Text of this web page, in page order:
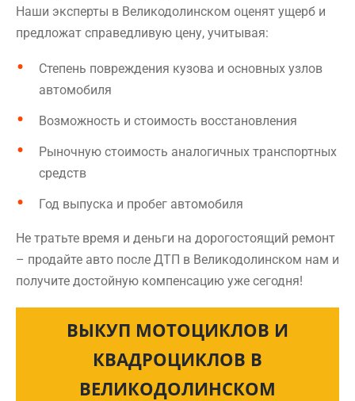
Наши эксперты в Великодолинском оценят ущерб и
предложат справедливую цену, учитывая:
Степень повреждения кузова и основных узлов
автомобиля
Возможность и стоимость восстановления
Рыночную стоимость аналогичных транспортных
средств
Год выпуска и пробег автомобиля
Не тратьте время и деньги на дорогостоящий ремонт
– продайте авто после ДТП в Великодолинском нам и
получите достойную компенсацию уже сегодня!
ВЫКУП МОТОЦИКЛОВ И
КВАДРОЦИКЛОВ В
ВЕЛИКОДОЛИНСКОМ